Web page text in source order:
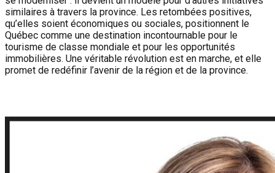
similaires à travers la province. Les retombées positives,
qu’elles soient économiques ou sociales, positionnent le
Québec comme une destination incontournable pour le
tourisme de classe mondiale et pour les opportunités
immobilières. Une véritable révolution est en marche, et elle
promet de redéfinir l’avenir de la région et de la province.